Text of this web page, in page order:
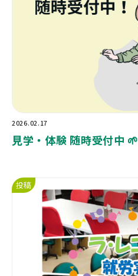
2026.02.17
見学・体験 随時受付中 🌱
投稿